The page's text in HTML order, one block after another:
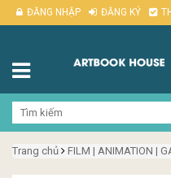
ĐĂNG NHẬP ĐĂNG KÝ
Trang chủ FILM | ANIMATION |